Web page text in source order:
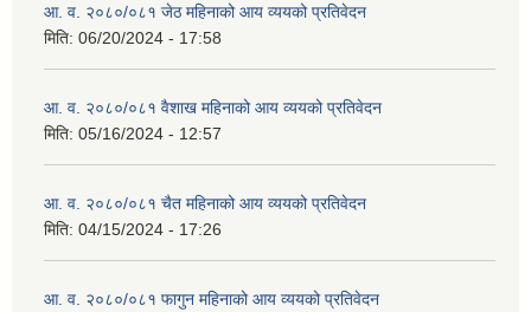
आ. व. २०८०/०८१ जेठ महिनाको आय व्ययको प्रतिवेदन
मिति: 06/20/2024 - 17:58
आ. व. २०८०/०८१ वैशाख महिनाको आय व्ययको प्रतिवेदन
मिति: 05/16/2024 - 12:57
आ. व. २०८०/०८१ चैत महिनाको आय व्ययको प्रतिवेदन
मिति: 04/15/2024 - 17:26
आ. व. २०८०/०८१ फागुन महिनाको आय व्ययको प्रतिवेदन